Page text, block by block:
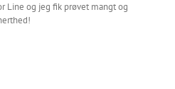
Line og jeg fik prøvet mangt og